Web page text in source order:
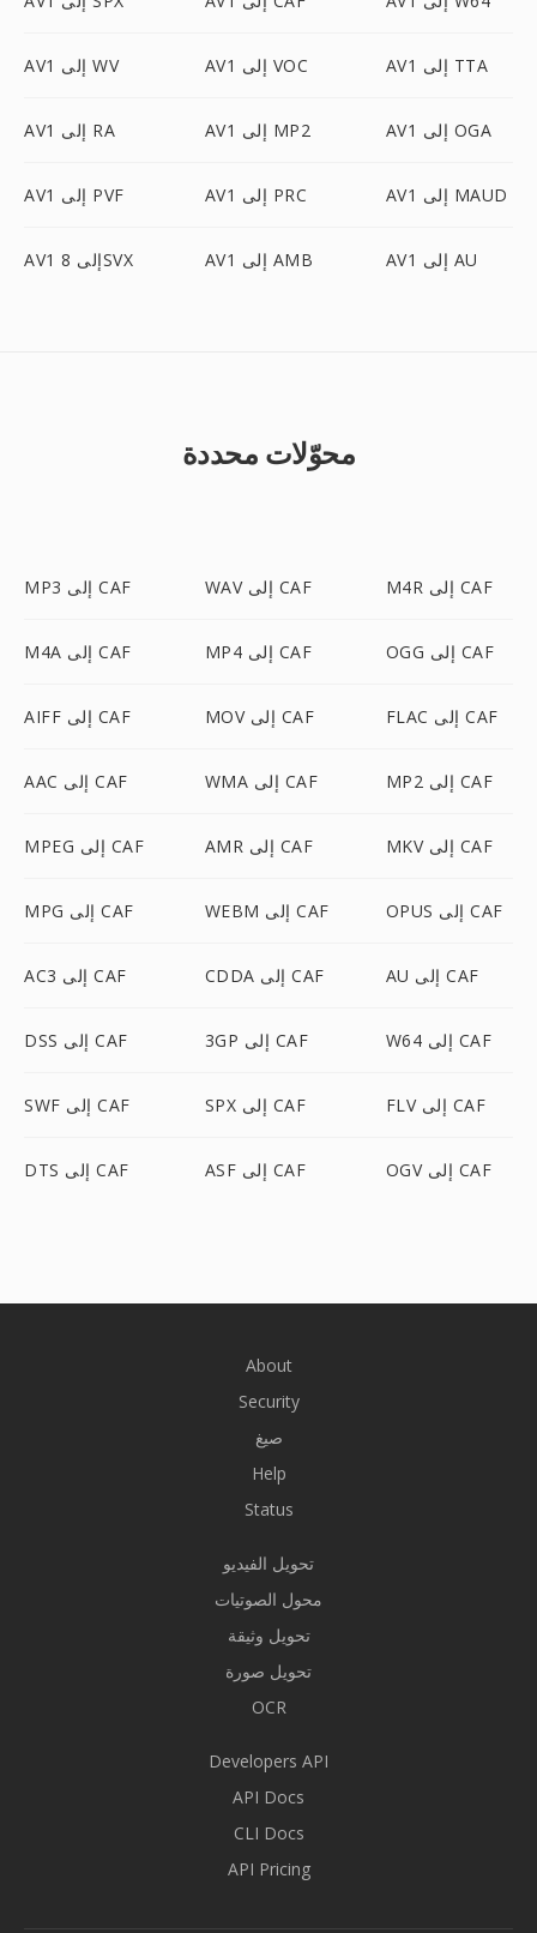
AV1 إلى WV AV1 إلى VOC AV1 إلى TTA
AV1 إلى RA AV1 إلى MP2 AV1 إلى OGA
AV1 إلى PVF AV1 إلى PRC AV1 إلى MAUD
AV1 إلى 8SVX AV1 إلى AMB AV1 إلى AU
محوّلات محددة
MP3 إلى CAF WAV إلى CAF M4R إلى CAF
M4A إلى CAF MP4 إلى CAF OGG إلى CAF
AIFF إلى CAF MOV إلى CAF FLAC إلى CAF
AAC إلى CAF WMA إلى CAF MP2 إلى CAF
MPEG إلى CAF AMR إلى CAF MKV إلى CAF
MPG إلى CAF WEBM إلى CAF OPUS إلى CAF
AC3 إلى CAF CDDA إلى CAF AU إلى CAF
DSS إلى CAF 3GP إلى CAF W64 إلى CAF
SWF إلى CAF SPX إلى CAF FLV إلى CAF
DTS إلى CAF ASF إلى CAF OGV إلى CAF
About
Security
صيغ
Help
Status
تحويل الفيديو
محول الصوتيات
تحويل وثيقة
تحويل صورة
OCR
Developers API
API Docs
CLI Docs
API Pricing